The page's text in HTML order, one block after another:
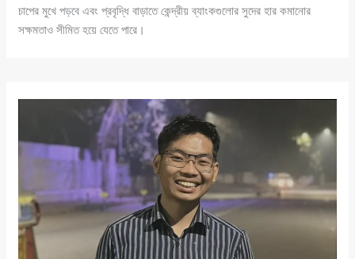
চাপের মুখে পড়বে এবং প্রবৃদ্ধি বাড়াতে কেন্দ্রীয় ব্যাংকগুলোর সুদের হার কমানোর
সক্ষমতাও সীমিত হয়ে যেতে পারে।